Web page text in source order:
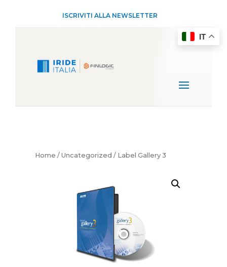
ISCRIVITI ALLA NEWSLETTER
Home / Uncategorized / Label Gallery 3
IT